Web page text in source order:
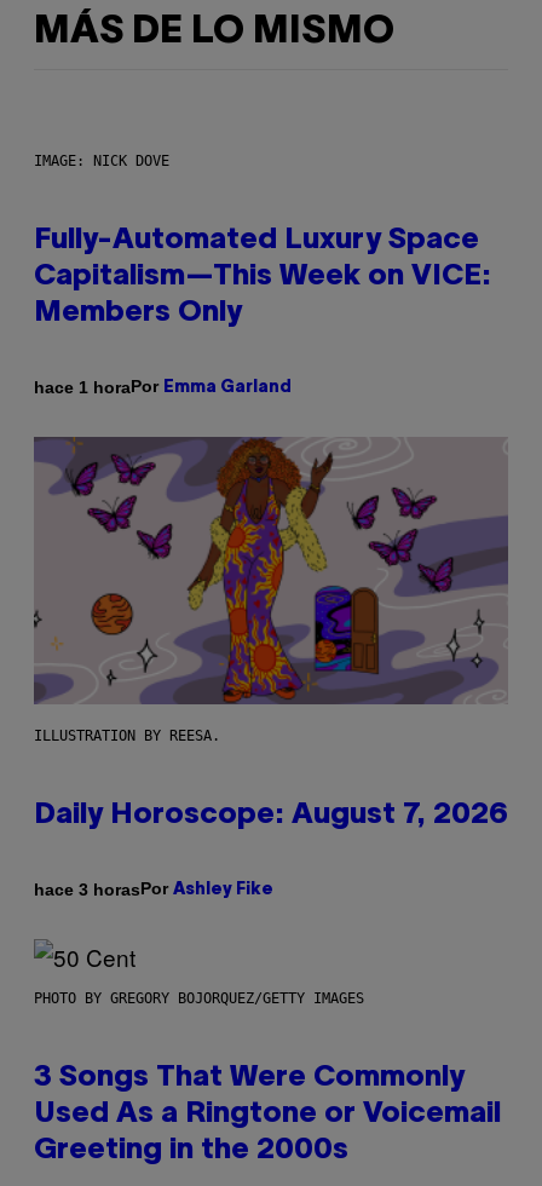
MÁS DE LO MISMO
IMAGE: NICK DOVE
Fully-Automated Luxury Space
Capitalism—This Week on VICE:
Members Only
hace 1 horaPor Emma Garland
ILLUSTRATION BY REESA.
Daily Horoscope: August 7, 2026
hace 3 horasPor Ashley Fike
PHOTO BY GREGORY BOJORQUEZ/GETTY IMAGES
3 Songs That Were Commonly
Used As a Ringtone or Voicemail
Greeting in the 2000s